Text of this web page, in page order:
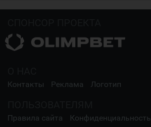
Контакты Реклама Логотип
Правила сайта Конфиденциальность